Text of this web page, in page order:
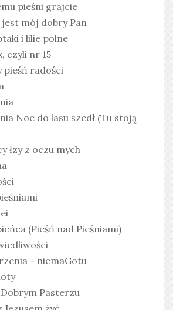
pieśni grajcie
mój dobry Pan
i lilie polne
czyli nr 15
pieśń radości
Noe do lasu szedł (Tu stoją
łzy z oczu mych
(Pieśń nad Pieśniami)
- niemaGotu
Pasterzu